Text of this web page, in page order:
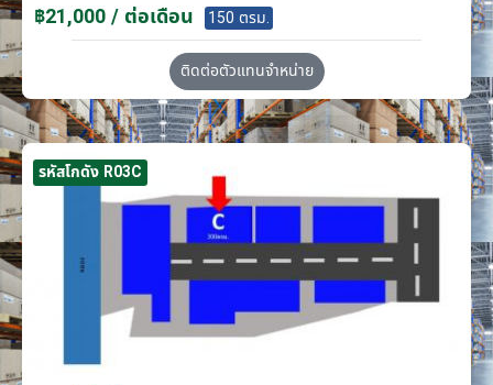
฿21,000 / ต่อเดือน 150 ตรม.
ติดต่อตัวแทนจำหน่าย
รหัสโกดัง R03C